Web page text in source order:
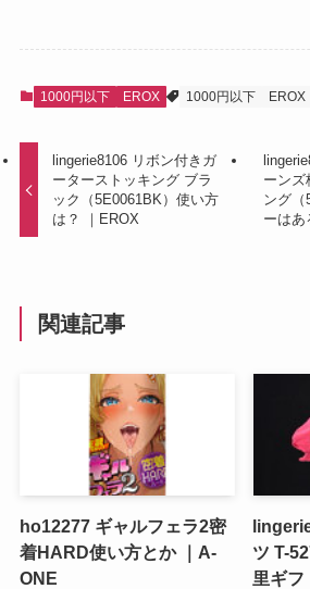
1000円以下 EROX 1000円以下 EROX
lingerie8106 リボン付きガ
ーターストッキング ブラ
ック（5E0061BK）使い方
は？ ｜EROX
ーンズ
ング（
ーはあ
関連記事
ho12277 ギャルフェラ2密
着HARD使い方とか ｜A-
ONE
ツ T-
里ギフ